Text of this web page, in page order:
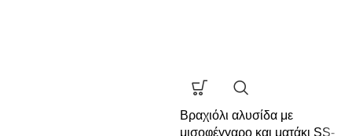
Βραχιόλι αλυσίδα με
μισοφέγγαρο και ματάκι SS-